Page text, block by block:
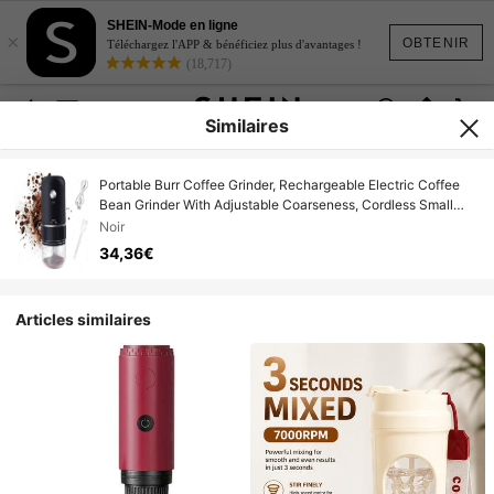
OBTENIR
×
SHEIN-Mode en ligne
Téléchargez l'APP & bénéficiez plus d'avantages !
(18,717)
Similaires
Portable Burr Coffee Grinder, Rechargeable Electric Coffee
Bean Grinder With Adjustable Coarseness, Cordless Small
Espresso Coffee Mill For Home Use, Travel, Camping, Office
(Black)
Noir
34,36€
Articles similaires